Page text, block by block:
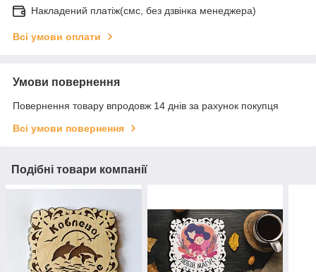
Накладений платіж(смс, без дзвінка менеджера)
Всі умови оплати
Умови повернення
Повернення товару впродовж 14 днів за рахунок покупця
Всі умови повернення
Подібні товари компанії